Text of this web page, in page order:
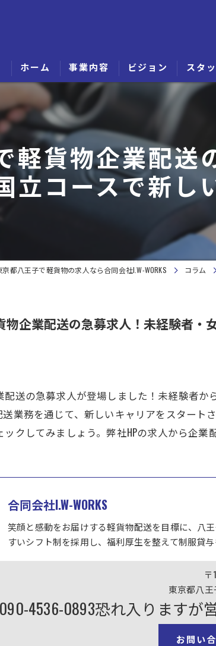
ホーム 事業内容 ビジョン スタ
軽貨物企業配
立コースで新し
京都八王子で軽貨物の求人なら合同会社I.W-WORKS コラム
物企業配送の急募求人！未経験者・
送の急募求人が登場しました！未経験者
業務を通じて、新しいキャリアをスター
クしてみましょう。弊社HPの求人から企業
合同会社I.W-WORKS
笑顔と感動をお届けする軽貨物配送を目標に、八
すいシフト制を採用し、福利厚生を整えて制服貸与
〒
東京都八
090-4536-0893恐れ入ります
お問い